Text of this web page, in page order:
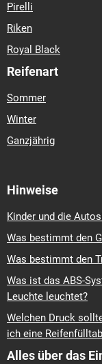
Pirelli
Riken
Royal Black
Reifenart
Sommer
Winter
Ganzjährig
Hinweise
Kinder und die
Was bestimmt den
Was bestimmt den
Was ist das ABS-
Leuchte leuchtet?
Welchen Druck
ich eine
Alles über das